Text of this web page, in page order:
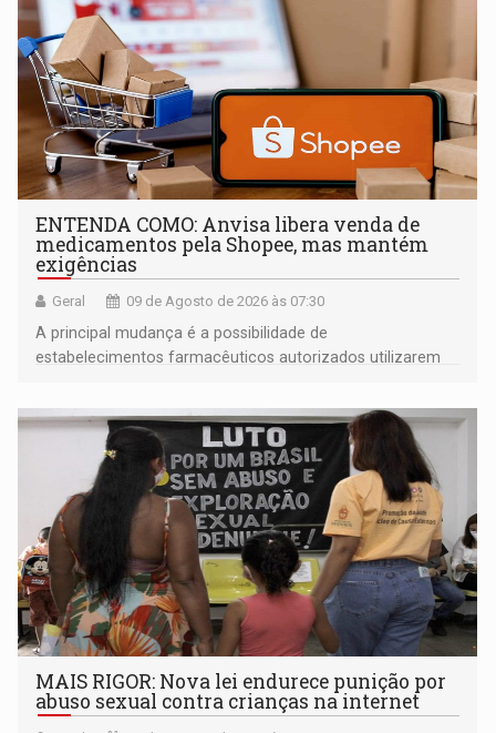
ENTENDA COMO: Anvisa libera venda de
medicamentos pela Shopee, mas mantém
exigências
Geral 09 de Agosto de 2026 às 07:30
A principal mudança é a possibilidade de
estabelecimentos farmacêuticos autorizados utilizarem
MAIS RIGOR: Nova lei endurece punição por
abuso sexual contra crianças na internet